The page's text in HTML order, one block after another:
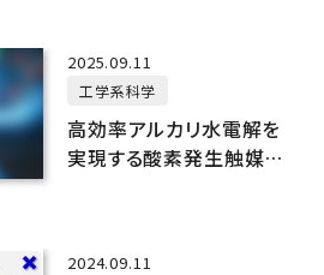
2025.09.11
工学系科学
高効率アルカリ水電解を
実現する酸素発生触媒
2024.09.11